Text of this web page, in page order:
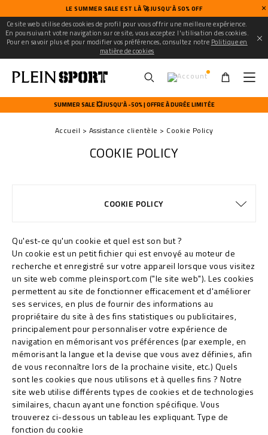
LE SUMMER SALE EST LÀ 🚀 JUSQU’À 50% OFF
Ce site web utilise des cookies de profil pour vous offrir une meilleure expérience.
En poursuivant votre navigation sur ce site, vous acceptez l'utilisation des cookies.
Pour en savoir plus et pour modifier vos préférences, consultez notre Politique en
matière de cookies
s
e
m
e
n
SUMMER SALE 💥 JUSQU’À -50% | OFFRE À DURÉE LIMITÉE
Accueil Assistance clientèle Cookie Policy
COOKIE POLICY
COOKIE POLICY
Qu'est-ce qu'un cookie et quel est son but ?
Un cookie est un petit fichier qui est envoyé au moteur de
recherche et enregistré sur votre appareil lorsque vous visitez
un site web comme pleinsport.com ("le site web"). Les cookies
permettent au site de fonctionner efficacement et d'améliorer
ses services, en plus de fournir des informations au
propriétaire du site à des fins statistiques ou publicitaires,
principalement pour personnaliser votre expérience de
navigation en mémorisant vos préférences (par exemple, en
mémorisant la langue et la devise que vous avez définies, afin
de vous reconnaître lors de la prochaine visite, etc.) Quels
sont les cookies que nous utilisons et à quelles fins ? Notre
site web utilise différents types de cookies et de technologies
similaires, chacun ayant une fonction spécifique. Vous
trouverez ci-dessous un tableau les expliquant. Type de
fonction du cookie